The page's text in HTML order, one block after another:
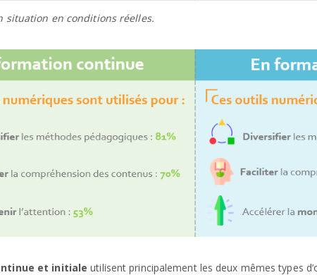
situation en conditions réelles.
et initiale utilisent principalement les deux mêmes types